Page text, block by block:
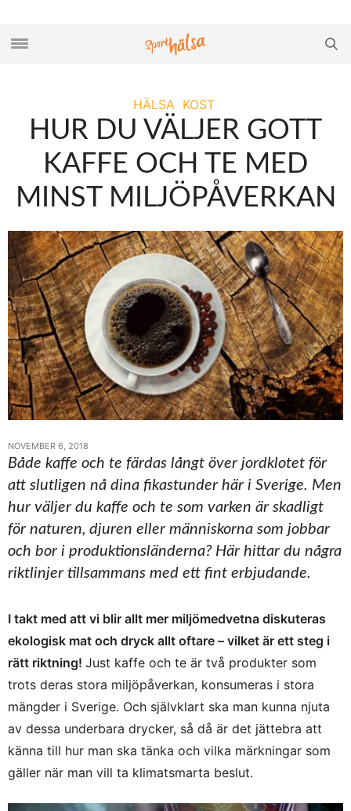
HÄLSA KOST
HUR DU VÄLJER GOTT
KAFFE OCH TE MED
MINST MILJÖPÅVERKAN
NOVEMBER 6, 2018
Både kaffe och te färdas långt över jordklotet för
att slutligen nå dina fikastunder här i Sverige. Men
hur väljer du kaffe och te som varken är skadligt
för naturen, djuren eller människorna som jobbar
och bor i produktionsländerna? Här hittar du några
riktlinjer tillsammans med ett fint erbjudande.
I takt med att vi blir allt mer miljömedvetna diskuteras
ekologisk mat och dryck allt oftare – vilket är ett steg i
rätt riktning! Just kaffe och te är två produkter som
trots deras stora miljöpåverkan, konsumeras i stora
mängder i Sverige. Och självklart ska man kunna njuta
av dessa underbara drycker, så då är det jättebra att
känna till hur man ska tänka och vilka märkningar som
gäller när man vill ta klimatsmarta beslut.